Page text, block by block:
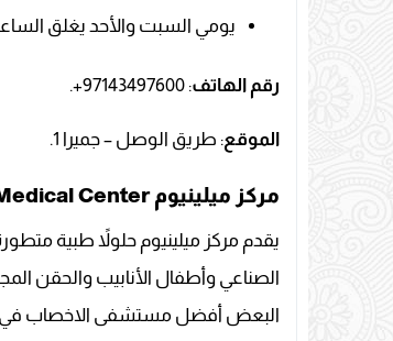
يومي السبت والأحد يغلق الساعة 6:00
رقم الهاتف: 97143497600+.
الموقع: طريق الوصل – جميرا 1.
مركز ميلينيوم Millennium Medical Center
يقدم مركز ميلينيوم حلولاً طبية
الصناعي وأطفال الأنابيب والحقن
البعض أفضل مستشفى الاخصاب في